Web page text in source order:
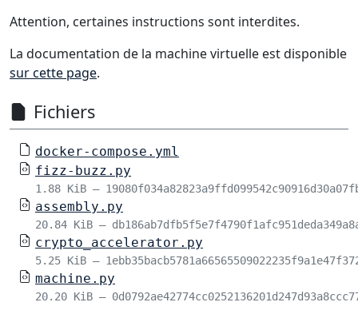
Attention, certaines instructions sont interdites.
La documentation de la machine virtuelle est disponible
sur cette page.
Fichiers
docker-compose.yml
fizz-buzz.py
1.88 KiB –
assembly.py
20.84 KiB –
crypto_accelerator.py
5.25 KiB –
machine.py
20.20 KiB –